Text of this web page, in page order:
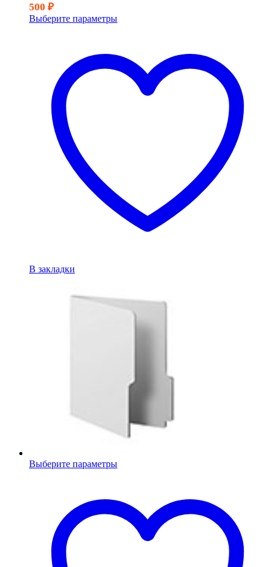
500 ₽
Выберите параметры
В закладки
Выберите параметры